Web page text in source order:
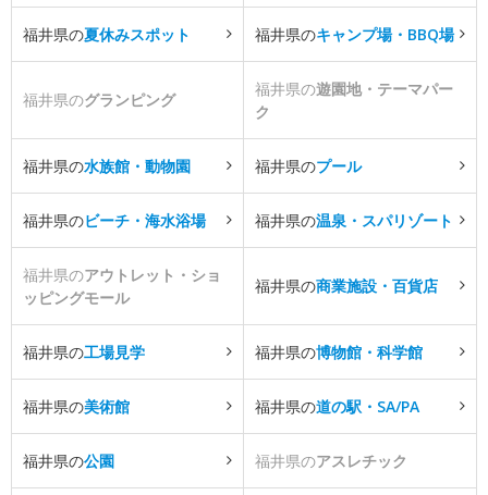
福井県の夏休みスポット 福井県のキャンプ場・BBQ場
福井県のグランピング
福井県の遊園地・テーマパー
ク
福井県の水族館・動物園 福井県のプール
福井県のビーチ・海水浴場 福井県の温泉・スパリゾート
福井県のアウトレット・ショ
ッピングモール
福井県の商業施設・百貨店
福井県の工場見学 福井県の博物館・科学館
福井県の美術館 福井県の道の駅・SA/PA
福井県の公園 福井県のアスレチック